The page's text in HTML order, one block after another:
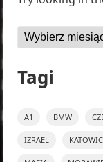
Archiwa
Tagi
A1 BMW
IZRAEL